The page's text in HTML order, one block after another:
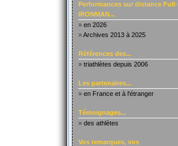
Performances sur distance Full-
IRONMAN...
» en 2026
»Archives 2013 à 2025
Références des...
» triathlètes depuis 2006
Les partenaires...
» en France et à l'étranger
Témoignages...
» des athlètes
Vos remarques, vos